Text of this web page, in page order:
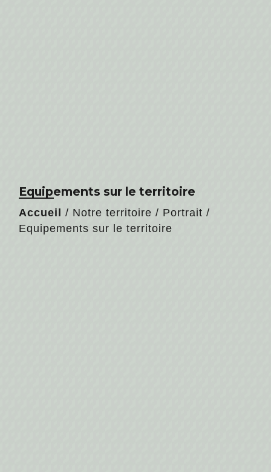
Equipements sur le territoire
Accueil / Notre territoire / Portrait /
Equipements sur le territoire